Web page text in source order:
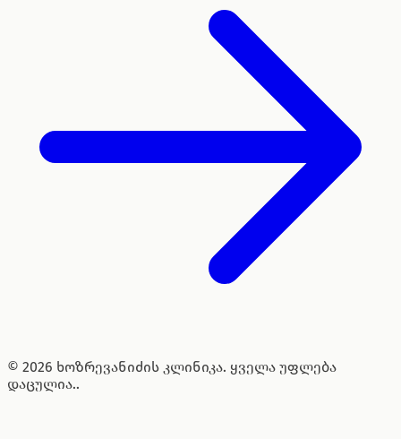
© 2026 ხოზრევანიძის კლინიკა. ყველა უფლება
დაცულია..